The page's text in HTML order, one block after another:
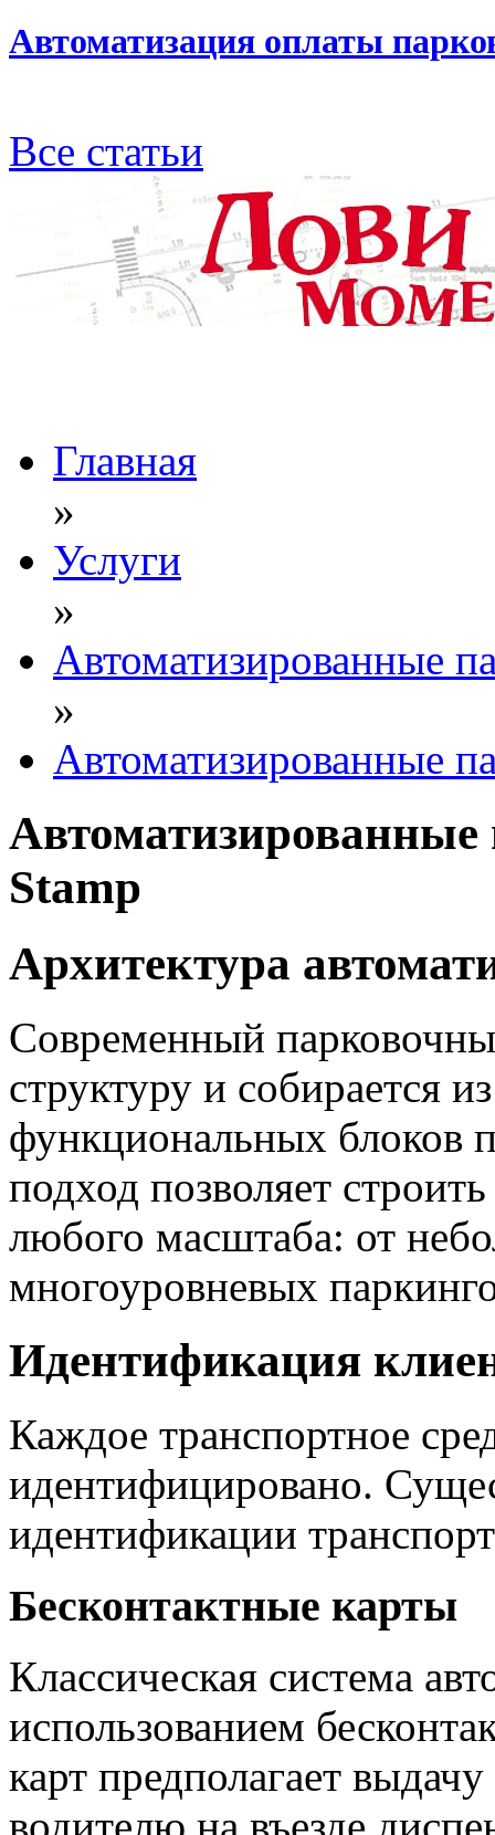
Автоматизация оплаты
Все статьи
Главная
»
Услуги
»
Автоматизированные
»
Автоматизированные
Stamp
Архитектура
Современный
структуру и собирается
функциональных блоков
подход позволяет
любого масштаба: от
многоуровневых
Идентификация
Каждое транспортное
идентифицировано.
идентификации
Бесконтактные карты
Классическая система
использованием
карт предполагает